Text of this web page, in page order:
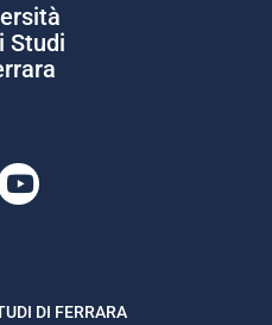
Studi
Youtube
DI FERRARA